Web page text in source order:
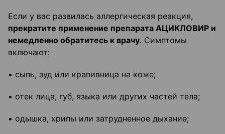
Если у вас развилась аллергическая реакция,
прекратите применение препарата АЦИКЛОВИР и
немедленно обратитесь к врачу. Симптомы
включают:
• сыпь, зуд или крапивница на коже;
• отек лица, губ, языка или других частей тела;
• одышка, хрипы или затрудненное дыхание;